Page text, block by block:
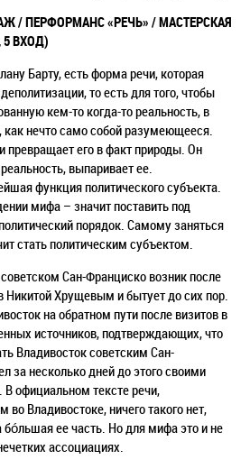
/ ПЕРФОРМАНС«РЕЧЬ» /МАСТЕРСКАЯ
ВХОД)
Барту, есть форма речи, которая
то есть для того, чтобы
кем-то когда-то реальность, в
как нечто само собой разумеющееся.
превращает его в факт природы. Он
выпаривает ее.
функция политического субъекта.
мифа – значит поставить под
порядок. Самому заняться
стать политическим субъектом.
Сан-Франциско возник после
Никитой Хрущевым и бытует до сих пор.
на обратном пути после визитов в
источников, подтверждающих, что
Владивосток советским Сан-
за несколько дней до этого своими
В официальном тексте речи,
Владивостоке, ничего такого нет,
ее часть. Но для мифа это и не
ассоциациях.